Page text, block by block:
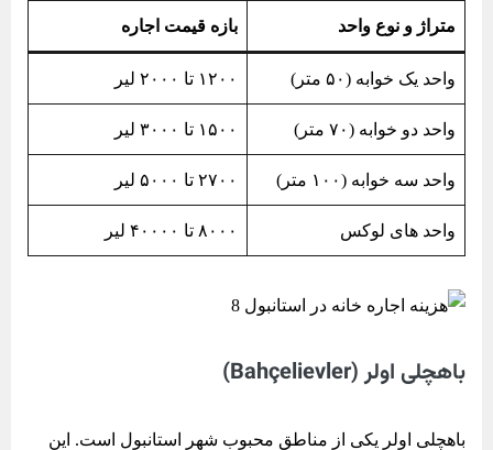
متراژ و نوع واحد بازه قیمت اجاره
واحد یک خوابه (۵۰ متر) ۱۲۰۰ تا ۲۰۰۰ لیر
واحد دو خوابه (۷۰ متر) ۱۵۰۰ تا ۳۰۰۰ لیر
واحد سه خوابه (۱۰۰ متر) ۲۷۰۰ تا ۵۰۰۰ لیر
واحد های لوکس ۸۰۰۰ تا ۴۰۰۰۰ لیر
باهچلی اولر (Bahçelievler)
باهچلی اولر یکی از مناطق محبوب شهر استانبول است. این